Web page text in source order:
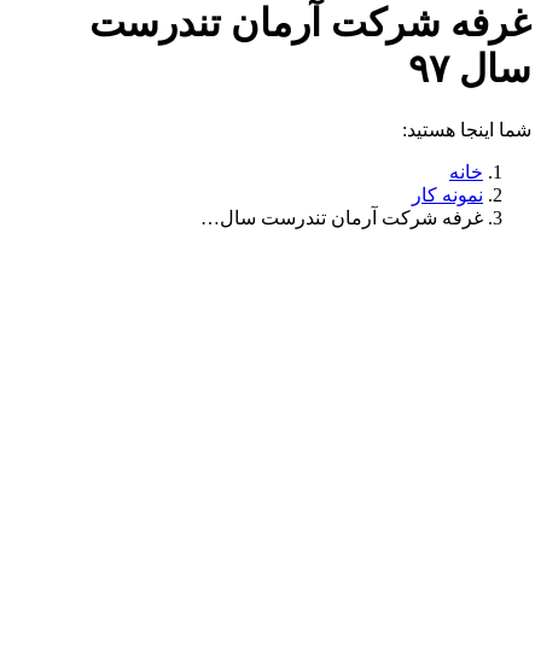
غرفه شرکت آرمان تندرست
سال ۹۷
شما اینجا هستید:
خانه
نمونه کار
غرفه شرکت آرمان تندرست سال…